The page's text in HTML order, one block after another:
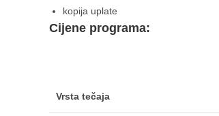
kopija uplate
Cijene programa:
Vrsta tečaja